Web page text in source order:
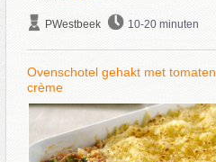
PWestbeek 10-20 minuten
Ovenschotel gehakt met tomaten
crème